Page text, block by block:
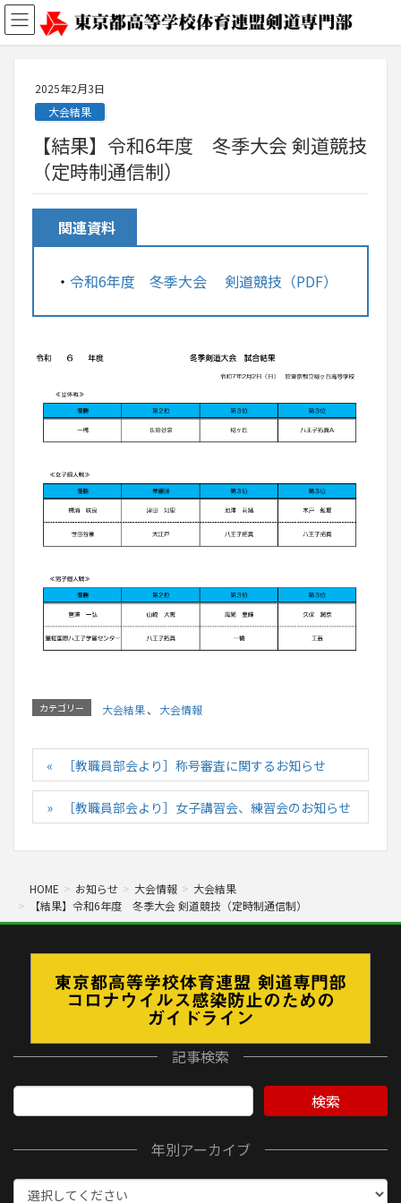
2025年2月3日
大会結果
【結果】令和6年度 冬季大会 剣道競技
（定時制通信制）
関連資料
・ 令和6年度 冬季大会 剣道競技（PDF）
カテゴリー 大会結果、 大会情報
［教職員部会より］称号審査に関するお知らせ
［教職員部会より］女子講習会、練習会のお知らせ
HOME お知らせ 大会情報
大会結果
【結果】令和6年度 冬季大会 剣道競技（定時制通信制）
記事検索
検索
年別アーカイブ